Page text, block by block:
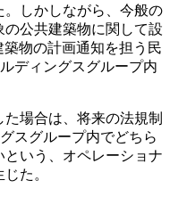
しかしながら、今般の
公共建築物に関して設
物の計画通知を担う民
ディングスグループ内
場合は、将来の法規制
スグループ内でどちら
いう、オペレーショナ
た。